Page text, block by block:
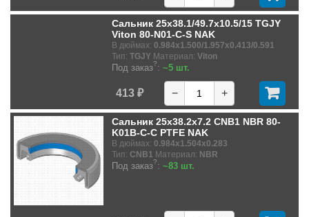
Сальник 25x38.1/49.7x10.5/15 TGJY
Viton 80-N01-C-S NAK
В дюймах: 0.984x1.500/1.957x0.413/0.591
Тип: TGJY Материал: Viton
Под заказ?: ~5 шт.
413 ₽ − +
Сальник 25x38.2x7.2 CNB1 NBR 80-
K01B-C-C PTFE NAK
В дюймах: 0.984x1.504x0.283
Тип: CNB1 Материал: NBR
Под заказ?: ~83 шт.